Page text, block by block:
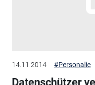
14.11.2014 #Personalie
Datenschützer